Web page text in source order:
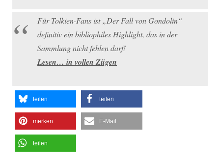
Für Tolkien-Fans ist „Der Fall von Gondolin“
definitiv ein bibliophiles Highlight, das in der
Sammlung nicht fehlen darf!
Lesen… in vollen Zügen
teilen teilen
merken E-Mail
teilen